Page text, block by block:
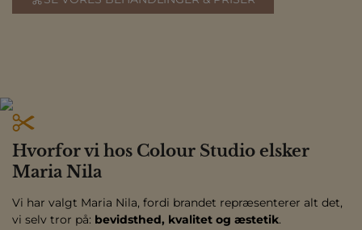
Hvorfor vi hos Colour Studio elsker
Maria Nila
Vi har valgt Maria Nila, fordi brandet repræsenterer alt det,
vi selv tror på: bevidsthed, kvalitet og æstetik.